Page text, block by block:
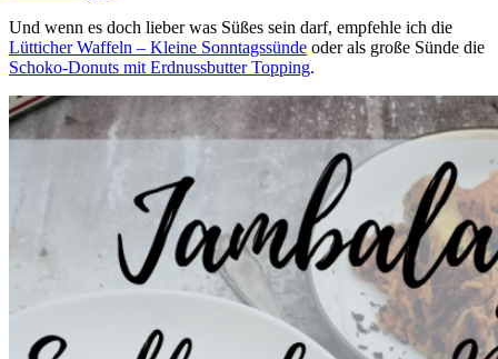
Und wenn es doch lieber was Süßes sein darf, empfehle ich die
Lütticher Waffeln – Kleine Sonntagssünde oder als große Sünde die
Schoko-Donuts mit Erdnussbutter Topping.